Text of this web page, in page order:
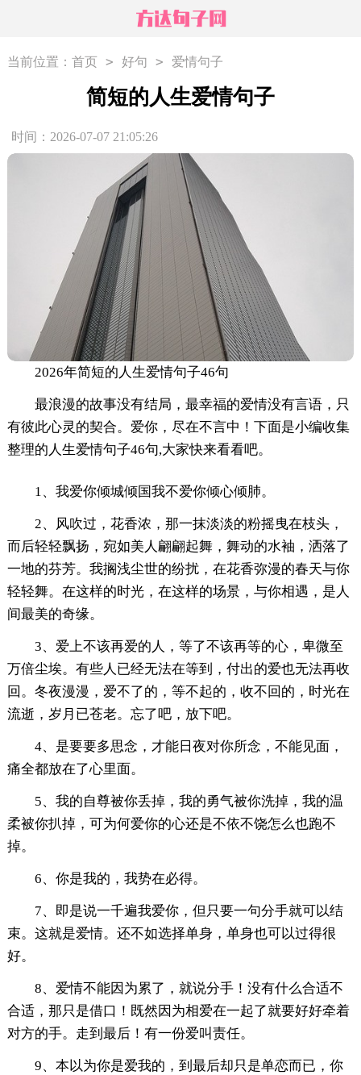
当前位置： 首页 > 好句 > 爱情句子
简短的人生爱情句子
时间：2026-07-07 21:05:26
2026年简短的人生爱情句子46句
最浪漫的故事没有结局，最幸福的爱情没有言语，只
有彼此心灵的契合。爱你，尽在不言中！下面是小编收集
整理的人生爱情句子46句,大家快来看看吧。
1、我爱你倾城倾国我不爱你倾心倾肺。
2、风吹过，花香浓，那一抹淡淡的粉摇曳在枝头，
而后轻轻飘扬，宛如美人翩翩起舞，舞动的水袖，洒落了
一地的芬芳。我搁浅尘世的纷扰，在花香弥漫的春天与你
轻轻舞。在这样的时光，在这样的场景，与你相遇，是人
间最美的奇缘。
3、爱上不该再爱的人，等了不该再等的心，卑微至
万倍尘埃。有些人已经无法在等到，付出的爱也无法再收
回。冬夜漫漫，爱不了的，等不起的，收不回的，时光在
流逝，岁月已苍老。忘了吧，放下吧。
4、是要要多思念，才能日夜对你所念，不能见面，
痛全都放在了心里面。
5、我的自尊被你丢掉，我的勇气被你洗掉，我的温
柔被你扒掉，可为何爱你的心还是不依不饶怎么也跑不
掉。
6、你是我的，我势在必得。
7、即是说一千遍我爱你，但只要一句分手就可以结
束。这就是爱情。还不如选择单身，单身也可以过得很
好。
8、爱情不能因为累了，就说分手！没有什么合适不
合适，那只是借口！既然因为相爱在一起了就要好好牵着
对方的手。走到最后！有一份爱叫责任。
9、本以为你是爱我的，到最后却只是单恋而已，你